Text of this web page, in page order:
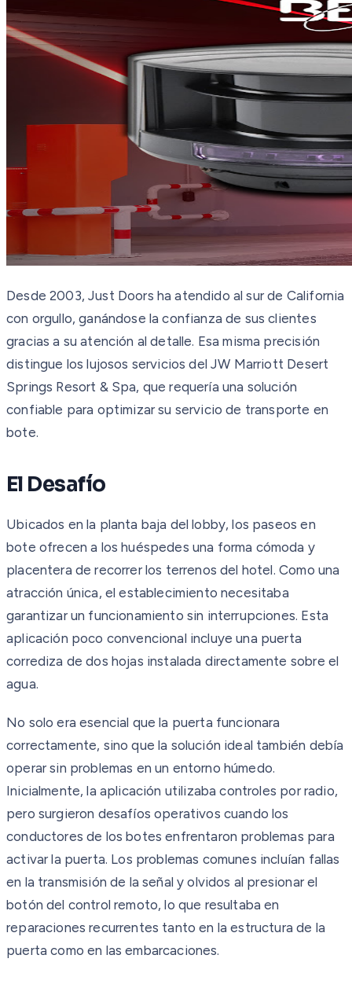
Desde 2003, Just Doors ha atendido al sur de California
con orgullo, ganándose la confianza de sus clientes
gracias a su atención al detalle. Esa misma precisión
distingue los lujosos servicios del JW Marriott Desert
Springs Resort & Spa, que requería una solución
confiable para optimizar su servicio de transporte en
bote.
El Desafío
Ubicados en la planta baja del lobby, los paseos en
bote ofrecen a los huéspedes una forma cómoda y
placentera de recorrer los terrenos del hotel. Como una
atracción única, el establecimiento necesitaba
garantizar un funcionamiento sin interrupciones. Esta
aplicación poco convencional incluye una puerta
corrediza de dos hojas instalada directamente sobre el
agua.
No solo era esencial que la puerta funcionara
correctamente, sino que la solución ideal también debía
operar sin problemas en un entorno húmedo.
Inicialmente, la aplicación utilizaba controles por radio,
pero surgieron desafíos operativos cuando los
conductores de los botes enfrentaron problemas para
activar la puerta. Los problemas comunes incluían fallas
en la transmisión de la señal y olvidos al presionar el
botón del control remoto, lo que resultaba en
reparaciones recurrentes tanto en la estructura de la
puerta como en las embarcaciones.